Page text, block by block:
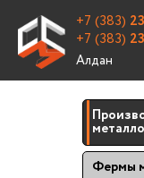
+7 (383)
+7 (383)
Фермы